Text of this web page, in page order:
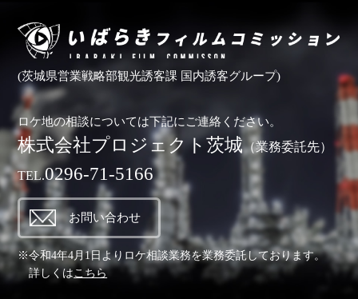
(茨城県営業戦略部観光誘客課 国内誘客グループ)
ロケ地の相談については下記にご連絡ください。
株式会社プロジェクト茨城（業務委託先）
TEL.0296-71-5166
お問い合わせ
※令和4年4月1日よりロケ相談業務を業務委託しております。
詳しくはこちら